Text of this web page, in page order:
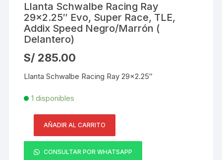
Llanta Schwalbe Racing Ray
29×2.25″ Evo, Super Race, TLE,
Addix Speed Negro/Marrón (
Delantero)
S/ 285.00
Llanta Schwalbe Racing Ray 29×2.25″
1 disponibles
Schwalbe
Racing
AÑADIR AL CARRITO
CONSULTAR POR WHATSAPP